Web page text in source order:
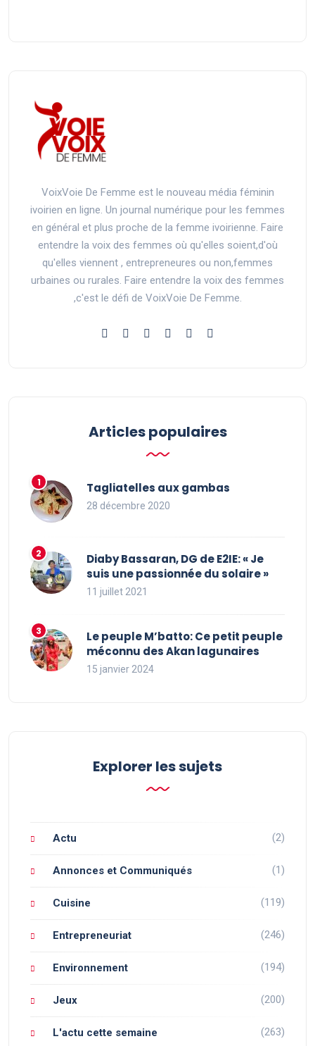
VoixVoie De Femme est le nouveau média féminin
ivoirien en ligne. Un journal numérique pour les femmes
en général et plus proche de la femme ivoirienne. Faire
entendre la voix des femmes où qu'elles soient,d'où
qu'elles viennent , entrepreneures ou non,femmes
urbaines ou rurales. Faire entendre la voix des femmes
,c'est le défi de VoixVoie De Femme.
Articles populaires
Tagliatelles aux gambas
28 décembre 2020
Diaby Bassaran, DG de E2IE: « Je
suis une passionnée du solaire »
11 juillet 2021
Le peuple M’batto: Ce petit peuple
méconnu des Akan lagunaires
15 janvier 2024
Explorer les sujets
Actu (2)
Annonces et Communiqués (1)
Cuisine (119)
Entrepreneuriat (246)
Environnement (194)
Jeux (200)
L'actu cette semaine (263)